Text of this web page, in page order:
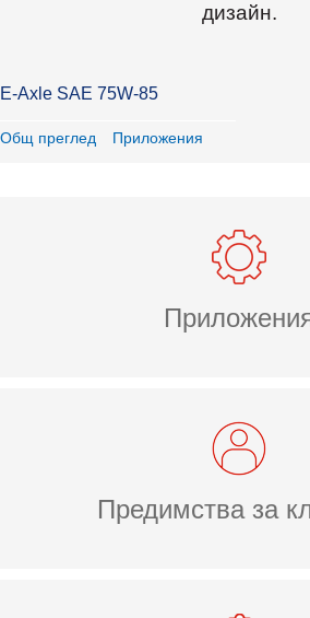
дизайн.
E-Axle SAE 75W-85
Общ преглед Приложения
Предимства за